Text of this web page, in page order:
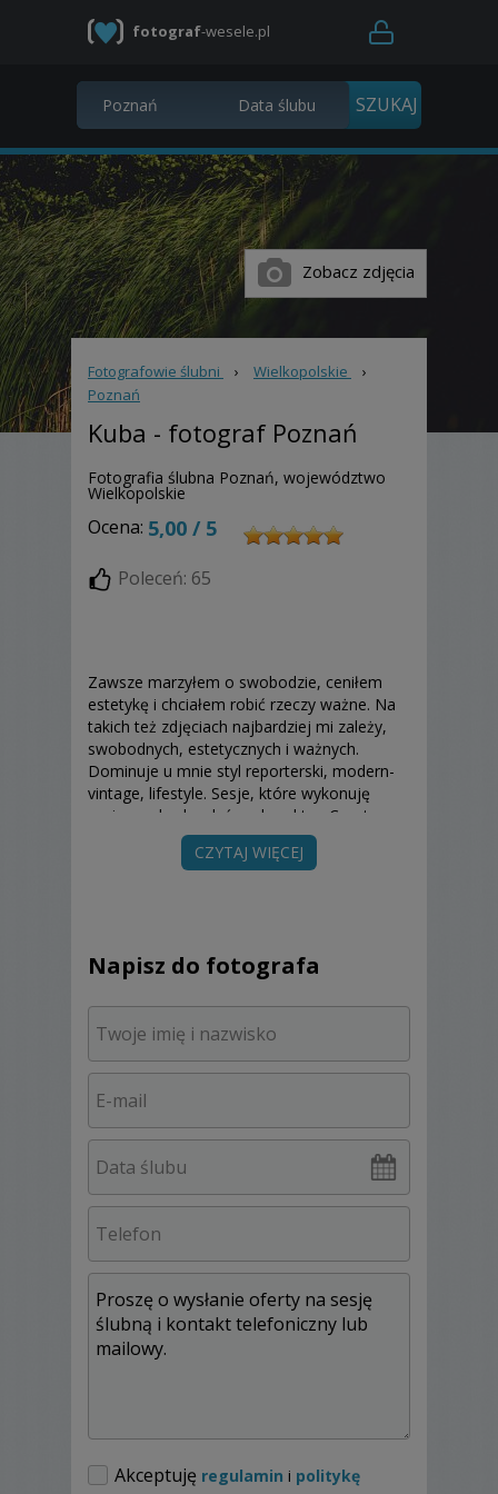
fotograf-wesele.pl
Zobacz zdjęcia
Fotografowie ślubni › Wielkopolskie
›
Poznań
Kuba - fotograf Poznań
Fotografia ślubna Poznań, województwo
Wielkopolskie
Ocena: 5,00 / 5
Poleceń: 65
Zawsze marzyłem o swobodzie, ceniłem
estetykę i chciałem robić rzeczy ważne. Na
takich też zdjęciach najbardziej mi zależy,
swobodnych, estetycznych i ważnych.
Dominuje u mnie styl reporterski, modern-
vintage, lifestyle. Sesje, które wykonuję
mają swobodny, luźny charakter. Często
żartuję, skracam dystans, lubię rozmawiać,
jestem ciekawy, dziele się wiedzą. Wszystko
staram się zarażać optymizmem i
zajmuję się fotografią ślubą.
Pełen pakiet ślubny jaki ode mnie otrzymasz
obejmuje:
I. Kompletny reportaż ślubny w ww. dniu,
czyli przygotowania pary młodej (godz. do
ustalenia), błogosławieństwo, ceremonia
ślubna, uroczystość weselą (przeważnie do
godz. 1). W trakcie wesela, w miejscu gdzie
odbywać się będzie przyjęcie, istnieje
możliwość ustawienia "Foto Spot-u". Jest to
zaaranżowane miejsce z doświetleniem
studyjnym do wykonywania zdjęć konwencji
uzupełniają ujęcia reporterskie.
oraz
CZYTAJ WIĘCEJ
Napisz do fotografa
Akceptuję regulamin i politykę